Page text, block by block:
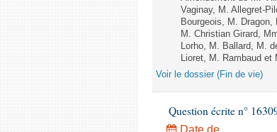
Vaginay, M. Allegret-
Bourgeois, M.
M. Christian Girard,
Lorho, M. Ballard, M.
Lioret, M. Rambaud et
Voir le dossier (Fin de vie)
Question écrite n°
Date de